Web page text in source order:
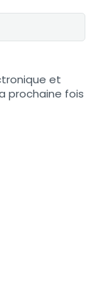
et
prochaine fois